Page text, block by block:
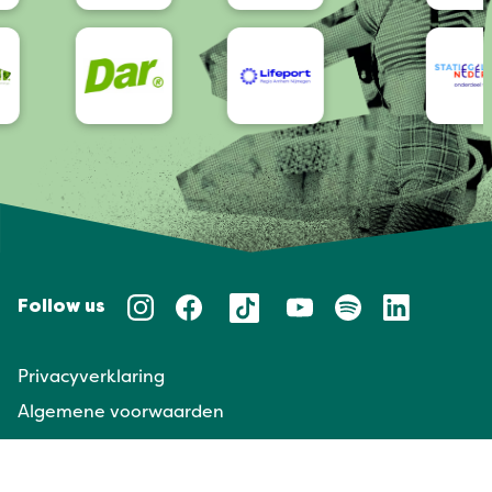
Follow us
Privacyverklaring
Algemene voorwaarden
Huisregels